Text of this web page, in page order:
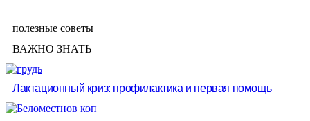
полезные советы
ВАЖНО ЗНАТЬ
Лактационный криз: профилактика и первая помощь